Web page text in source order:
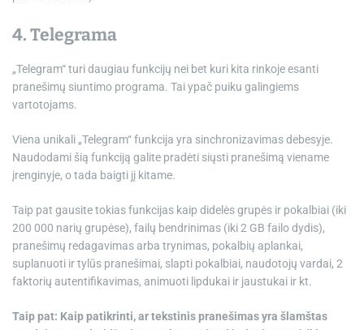
4. Telegrama
„Telegram“ turi daugiau funkcijų nei bet kuri kita rinkoje esanti
pranešimų siuntimo programa. Tai ypač puiku galingiems
vartotojams.
Viena unikali „Telegram“ funkcija yra sinchronizavimas debesyje.
Naudodami šią funkciją galite pradėti siųsti pranešimą viename
įrenginyje, o tada baigti jį kitame.
Taip pat gausite tokias funkcijas kaip didelės grupės ir pokalbiai (iki
200 000 narių grupėse), failų bendrinimas (iki 2 GB failo dydis),
pranešimų redagavimas arba trynimas, pokalbių aplankai,
suplanuoti ir tylūs pranešimai, slapti pokalbiai, naudotojų vardai, 2
faktorių autentifikavimas, animuoti lipdukai ir jaustukai ir kt.
Taip pat: Kaip patikrinti, ar tekstinis pranešimas yra šlamštas